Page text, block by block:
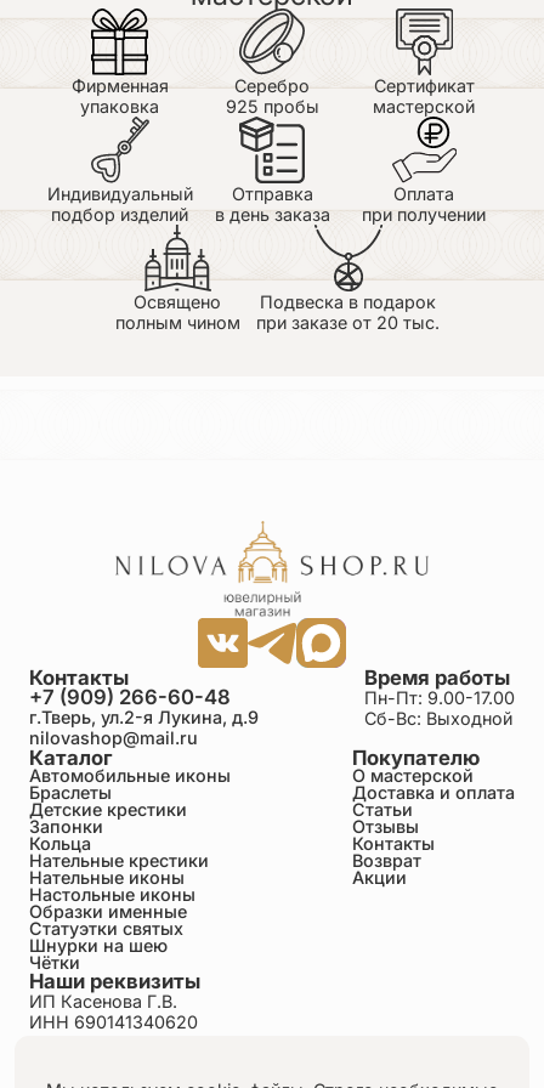
Фирменная
упаковка
Серебро
925 пробы
Сертификат
мастерской
Индивидуальный
подбор изделий
Отправка
в день заказа
Оплата
при получении
Освящено
полным чином
Подвеска в подарок
при заказе от 20 тыс.
Каталог
Автомобильные иконы
Браслеты
Детские крестики
Запонки
Кольца
Нательные крестики
Нательные иконы
Настольные иконы
Образки именные
Статуэтки святых
Шнурки на шею
Чётки
Покупателю
О мастерской
Доставка и оплата
Статьи
Отзывы
Контакты
Возврат
Акции
Время работы
Пн-Пт: 9.00-17.00
Сб-Вс: Выходной
Контакты
+7 (909) 266-60-48
г.Тверь, ул.2-я Лукина, д.9
nilovashop@mail.ru
Наши реквизиты
ИП Касенова Г.В.
ИНН 690141340620
Пользовательское соглашение